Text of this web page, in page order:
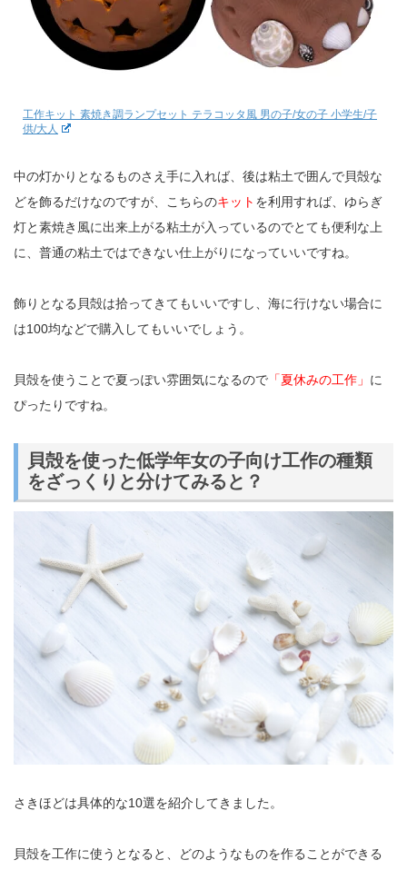
工作キット 素焼き調ランプセット テラコッタ風 男の子/女の子 小学生/子
供/大人
中の灯かりとなるものさえ手に入れば、後は粘土で囲んで貝殻な
どを飾るだけなのですが、こちらのキット を利用すれば、ゆらぎ
灯と素焼き風に出来上がる粘土が入っているのでとても便利な上
に、普通の粘土ではできない仕上がりになっていいですね。
飾りとなる貝殻は拾ってきてもいいですし、海に行けない場合に
は100均などで購入してもいいでしょう。
貝殻を使うことで夏っぽい雰囲気になるので 「夏休みの工作」 に
ぴったりですね。
貝殻を使った低学年女の子向け工作の種類
をざっくりと分けてみると？
さきほどは具体的な10選を紹介してきました。
貝殻を工作に使うとなると、どのようなものを作ることができる